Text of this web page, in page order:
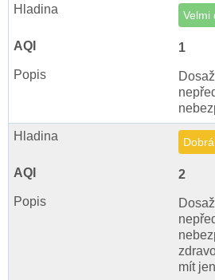
Velmi
1
Dobrá
2
mít